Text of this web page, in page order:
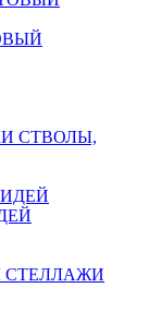
СТВОЛЫ,
СТЕЛЛАЖИ